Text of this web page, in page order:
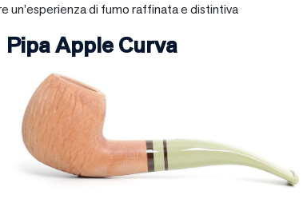
un’esperienza di fumo raffinata e distintiva
Pipa Apple Curva